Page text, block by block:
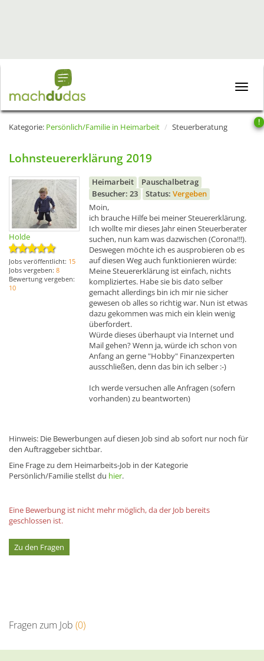
Toggle
!
Kategorie: Persönlich/Familie in Heimarbeit Steuerberatung
Lohnsteuererklärung 2019
Holde
Jobs veröffentlicht: 15
Jobs vergeben: 8
Bewertung vergeben:
10
Heimarbeit
Pauschalbetrag
Besucher: 23
Status: Vergeben
Moin,
ich brauche Hilfe bei meiner Steuererklärung.
Ich wollte mir dieses Jahr einen Steuerberater
suchen, nun kam was dazwischen (Corona!!!).
Deswegen möchte ich es ausprobieren ob es
auf diesen Weg auch funktionieren würde:
Meine Steuererklärung ist einfach, nichts
kompliziertes. Habe sie bis dato selber
gemacht allerdings bin ich mir nie sicher
gewesen ob alles so richtig war. Nun ist etwas
dazu gekommen was mich ein klein wenig
überfordert.
Würde dieses überhaupt via Internet und
Mail gehen? Wenn ja, würde ich schon von
Anfang an gerne "Hobby" Finanzexperten
ausschließen, denn das bin ich selber :-)
Ich werde versuchen alle Anfragen (sofern
vorhanden) zu beantworten)
Hinweis: Die Bewerbungen auf diesen Job sind ab sofort nur noch für
den Auftraggeber sichtbar.
Eine Frage zu dem Heimarbeits-Job in der Kategorie
Persönlich/Familie stellst du hier.
Eine Bewerbung ist nicht mehr möglich, da der Job bereits
geschlossen ist.
Zu den Fragen
Fragen zum Job (0)